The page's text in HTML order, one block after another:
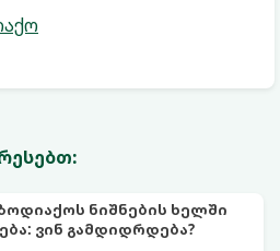
ნიშნების ხელში
ვინ გამდიდრდება?